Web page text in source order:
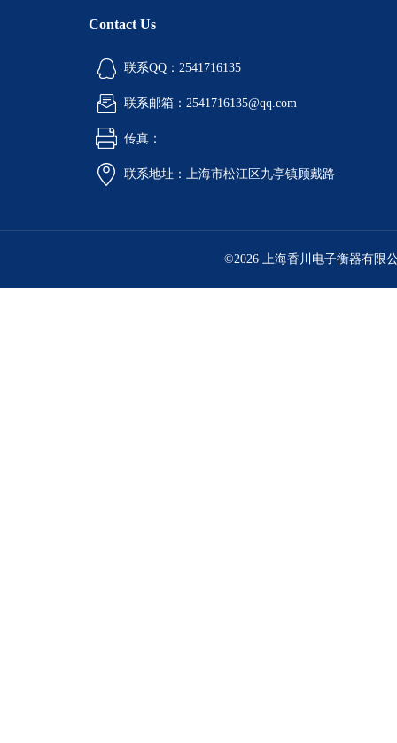
Contact Us
联系QQ：2541716135
联系邮箱：2541716135@qq.com
传真：
联系地址：上海市松江区九亭镇顾戴路
©2026 上海香川电子衡器有限